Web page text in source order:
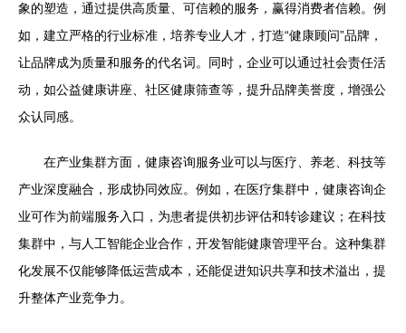
象的塑造，通过提供高质量、可信赖的服务，赢得消费者信赖。例
如，建立严格的行业标准，培养专业人才，打造“健康顾问”品牌，
让品牌成为质量和服务的代名词。同时，企业可以通过社会责任活
动，如公益健康讲座、社区健康筛查等，提升品牌美誉度，增强公
众认同感。
在产业集群方面，健康咨询服务业可以与医疗、养老、科技等
产业深度融合，形成协同效应。例如，在医疗集群中，健康咨询企
业可作为前端服务入口，为患者提供初步评估和转诊建议；在科技
集群中，与人工智能企业合作，开发智能健康管理平台。这种集群
化发展不仅能够降低运营成本，还能促进知识共享和技术溢出，提
升整体产业竞争力。